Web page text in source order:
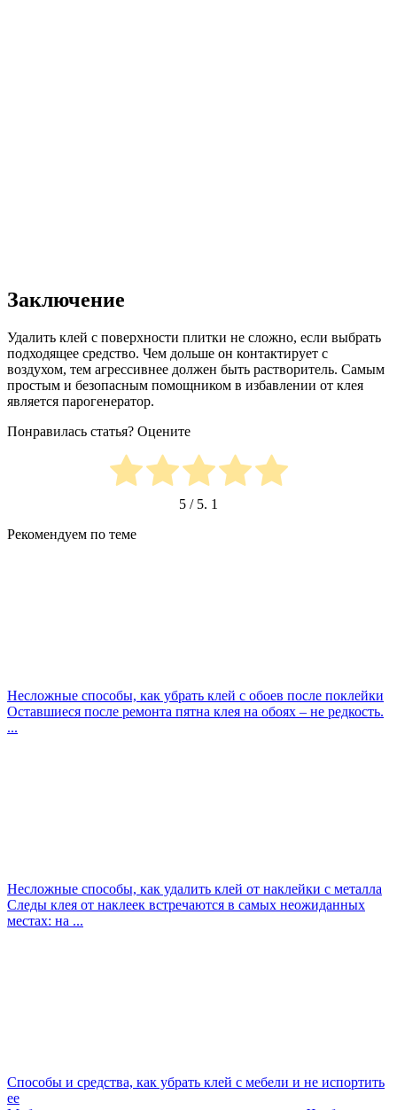
Заключение
Удалить клей с поверхности плитки не сложно, если выбрать
подходящее средство. Чем дольше он контактирует с
воздухом, тем агрессивнее должен быть растворитель. Самым
простым и безопасным помощником в избавлении от клея
является парогенератор.
Понравилась статья? Оцените
5 / 5. 1
Рекомендуем по теме
Несложные способы, как убрать клей с обоев после поклейки
Оставшиеся после ремонта пятна клея на обоях – не редкость.
...
Несложные способы, как удалить клей от наклейки с металла
Следы клея от наклеек встречаются в самых неожиданных
местах: на ...
Способы и средства, как убрать клей с мебели и не испортить
ее